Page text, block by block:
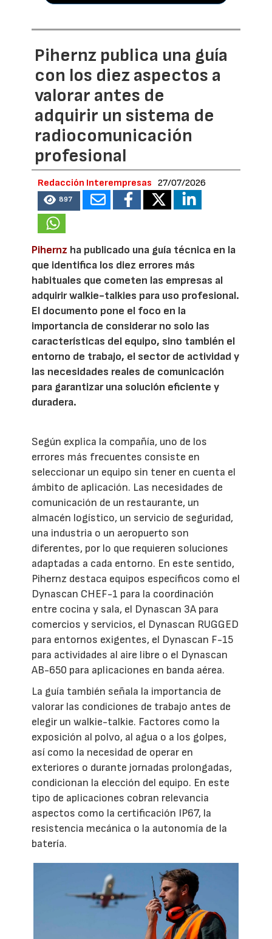
Pihernz publica una guía
con los diez aspectos a
valorar antes de
adquirir un sistema de
radiocomunicación
profesional
Redacción Interempresas 27/07/2026
897
Pihernz ha publicado una guía técnica en la
que identifica los diez errores más
habituales que cometen las empresas al
adquirir walkie-talkies para uso profesional.
El documento pone el foco en la
importancia de considerar no solo las
características del equipo, sino también el
entorno de trabajo, el sector de actividad y
las necesidades reales de comunicación
para garantizar una solución eficiente y
duradera.
Según explica la compañía, uno de los
errores más frecuentes consiste en
seleccionar un equipo sin tener en cuenta el
ámbito de aplicación. Las necesidades de
comunicación de un restaurante, un
almacén logístico, un servicio de seguridad,
una industria o un aeropuerto son
diferentes, por lo que requieren soluciones
adaptadas a cada entorno. En este sentido,
Pihernz destaca equipos específicos como el
Dynascan CHEF-1 para la coordinación
entre cocina y sala, el Dynascan 3A para
comercios y servicios, el Dynascan RUGGED
para entornos exigentes, el Dynascan F-15
para actividades al aire libre o el Dynascan
AB-650 para aplicaciones en banda aérea.
La guía también señala la importancia de
valorar las condiciones de trabajo antes de
elegir un walkie-talkie. Factores como la
exposición al polvo, al agua o a los golpes,
así como la necesidad de operar en
exteriores o durante jornadas prolongadas,
condicionan la elección del equipo. En este
tipo de aplicaciones cobran relevancia
aspectos como la certificación IP67, la
resistencia mecánica o la autonomía de la
batería.